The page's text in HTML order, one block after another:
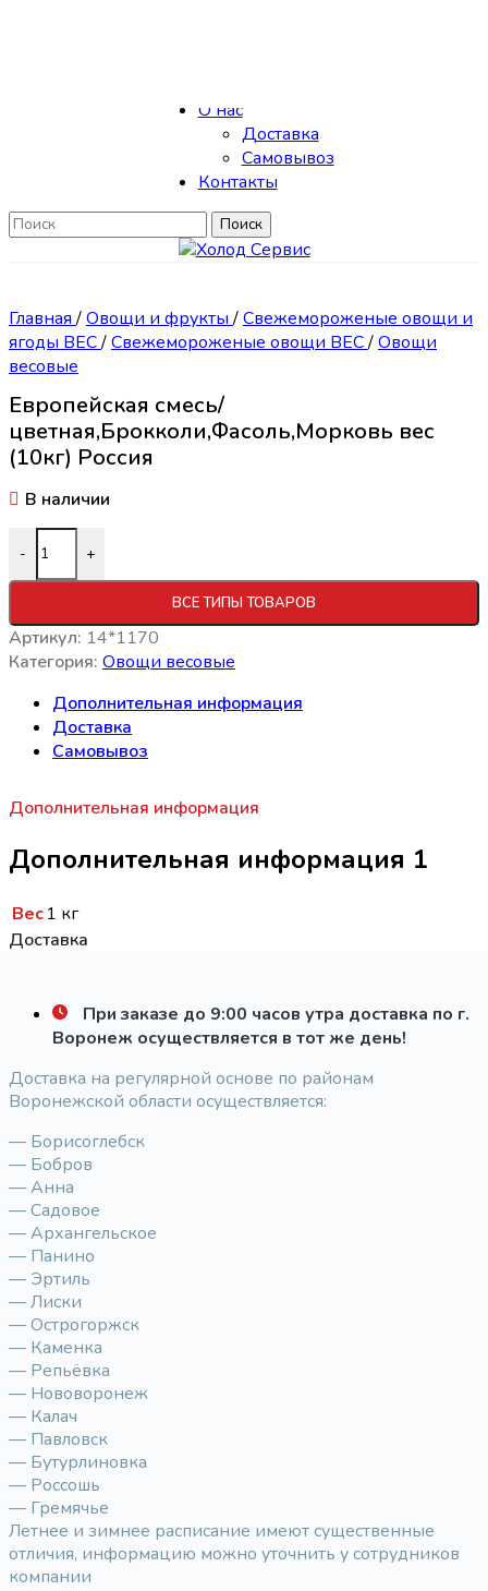
О нас
Доставка
Самовывоз
Контакты
Поиск
Главная/Овощи и фрукты/Свежемороженые овощи и
ягоды ВЕС/Свежемороженые овощи ВЕС/Овощи
весовые
Европейская смесь/
цветная,Брокколи,Фасоль,Морковь вес
(10кг) Россия
В наличии
- +
ВСЕ ТИПЫ ТОВАРОВ
Артикул: 14*1170
Категория: Овощи весовые
Дополнительная информация
Доставка
Самовывоз
Дополнительная информация
Дополнительная информация 1
Вес1 кг
Доставка
При заказе до 9:00 часов утра доставка по г.
Воронеж осуществляется в тот же день!
Доставка на регулярной основе по районам
Воронежской области осуществляется:
— Борисоглебск
— Бобров
— Анна
— Садовое
— Архангельское
— Панино
— Эртиль
— Лиски
— Острогоржск
— Каменка
— Репьёвка
— Нововоронеж
— Калач
— Павловск
— Бутурлиновка
— Россошь
— Гремячье
Летнее и зимнее расписание имеют существенные
отличия, информацию можно уточнить у сотрудников
компании